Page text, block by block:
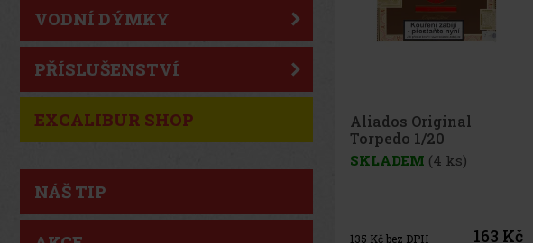
VODNÍ DÝMKY
PŘÍSLUŠENSTVÍ
EXCALIBUR SHOP
NÁŠ TIP
Aliados Original
Torpedo 1/20
SKLADEM (4 ks)
135 Kč bez DPH 163 Kč